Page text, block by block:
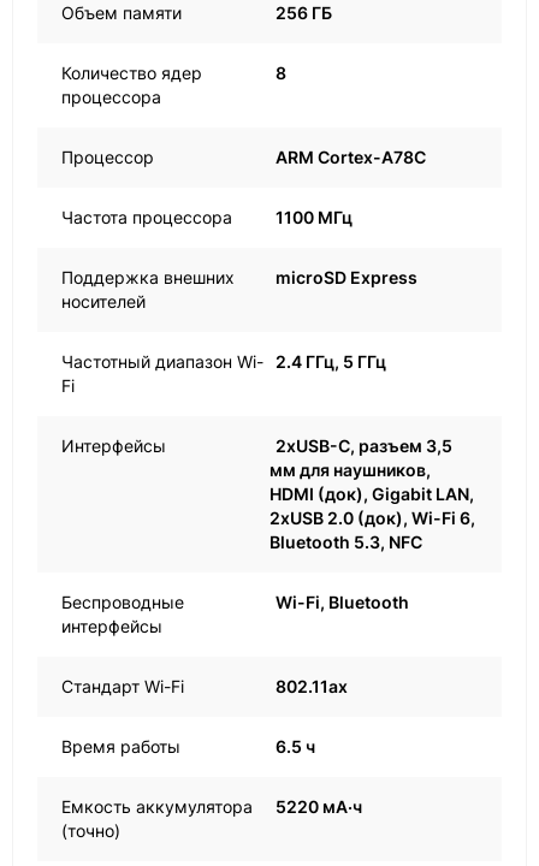
Объем памяти 256 ГБ
Количество ядер
процессора
8
Процессор ARM Cortex-A78C
Частота процессора 1100 МГц
Поддержка внешних
носителей
microSD Express
Частотный диапазон Wi-
Fi
2.4 ГГц, 5 ГГц
Интерфейсы
2хUSB-C, разъем 3,5
мм для наушников,
HDMI (док), Gigabit LAN,
2хUSB 2.0 (док), Wi-Fi 6,
Bluetooth 5.3, NFC
Беспроводные
интерфейсы
Wi-Fi, Bluetooth
Стандарт Wi-Fi 802.11ax
Время работы 6.5 ч
Емкость аккумулятора
(точно)
5220 мА·ч